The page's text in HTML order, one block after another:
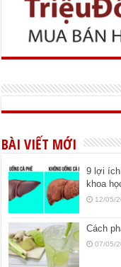
BÀI VIẾT MỚI
9 lợi
khoa
12/05/
Cách
07/05/